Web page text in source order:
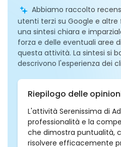
Abbiamo raccolto
utenti terzi su Google e altre
una sintesi chiara e
forza e delle eventuali aree
questa attività. La sintesi si
descrivono l'esperienza dei
Riepilogo delle
L'attività Serenissima di
professionalità e la
che dimostra puntualità,
risolvere efficacemente